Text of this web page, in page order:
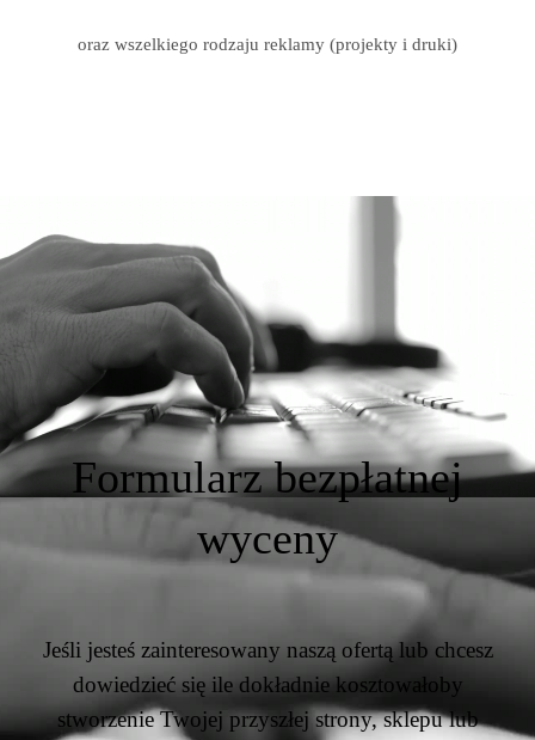
oraz wszelkiego rodzaju reklamy (projekty i druki)
Formularz bezpłatnej
wyceny
Jeśli jesteś zainteresowany naszą ofertą lub chcesz
dowiedzieć się ile dokładnie kosztowałoby
stworzenie Twojej przyszłej strony, sklepu lub